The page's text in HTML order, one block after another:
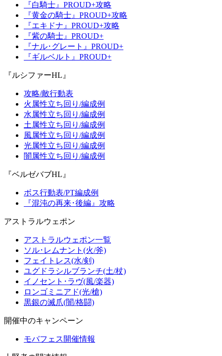
『白騎士』PROUD+攻略
『黄金の騎士』PROUD+攻略
『エキドナ』PROUD+攻略
『紫の騎士』PROUD+
『ナル･グレート』PROUD+
『ギルベルト』PROUD+
『ルシファーHL』
攻略/敵行動表
火属性立ち回り/編成例
水属性立ち回り/編成例
土属性立ち回り/編成例
風属性立ち回り/編成例
光属性立ち回り/編成例
闇属性立ち回り/編成例
『ベルゼバブHL』
ボス行動表/PT編成例
『混沌の再来･後編』攻略
アストラルウェポン
アストラルウェポン一覧
ソル･レムナント(火/斧)
フェイトレス(水/剣)
ユグドラシルブランチ(土/杖)
イノセント･ラヴ(風/楽器)
ロンゴミニアド(光/槍)
黒銀の滅爪(闇/格闘)
開催中のキャンペーン
モバフェス開催情報